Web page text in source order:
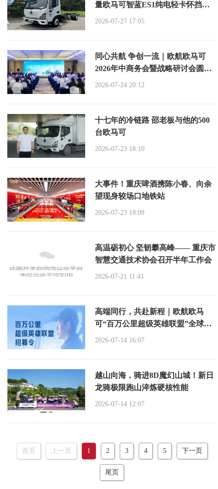
量欧马可智蓝ES1纯电轻卡怀挡新
品亮相
2026-07-27 17:05
同心共航 争创一流｜欧航欧马可
2026年中商务会暨战略研讨会圆满
召开
2026-07-24 20:12
十七年的冷链路 邵老板与他的500
台欧马可
2026-07-23 18:10
大事件！重庆啤酒携陈小春、向余
望现身较场口地铁站
2026-07-23 18:08
高温砺初心 坚韧攀高峰—— 重庆市
智慧交通技术协会召开半年工作会
2026-07-21 11:41
高端同行，共赴新程｜欧航欧马
可“百万公里超级英雄联盟”全球招
募正式启动
2026-07-14 16:07
越山向海，骑进8D魔幻山城！新日
龙骑极限跑山淬炼硬核性能
2026-07-14 12:07
首页 上一页 1 2 3 4 5 下一页
尾页